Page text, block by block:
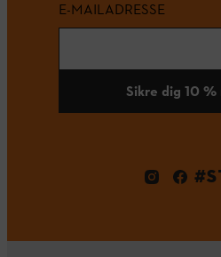
E-MAILADRESSE
Sikre dig 10 %